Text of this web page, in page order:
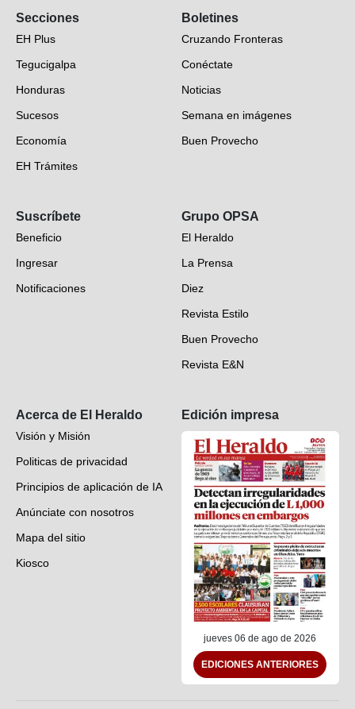
Secciones
EH Plus
Tegucigalpa
Honduras
Sucesos
Economía
EH Trámites
EH Verifica
Fotogalerías
Deportes
Videos
Boletines
Cruzando Fronteras
Conéctate
Noticias
Semana en imágenes
Buen Provecho
Suscríbete
Beneficio
Ingresar
Notificaciones
Grupo OPSA
El Heraldo
La Prensa
Diez
Revista Estilo
Buen Provecho
Revista E&N
Acerca de El Heraldo
Visión y Misión
Politicas de privacidad
Principios de aplicación de IA
Anúnciate con nosotros
Mapa del sitio
Kiosco
Edición impresa
jueves 06 de ago de 2026
EDICIONES ANTERIORES